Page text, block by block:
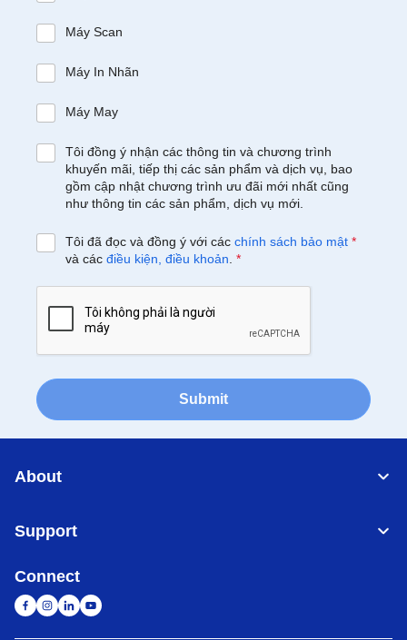
Máy Scan
Máy In Nhãn
Máy May
Tôi đồng ý nhận các thông tin và chương trình
khuyến mãi, tiếp thị các sản phẩm và dịch vụ, bao
gồm cập nhật chương trình ưu đãi mới nhất cũng
như thông tin các sản phẩm, dịch vụ mới.
Tôi đã đọc và đồng ý với các chính sách bảo mật *
và các điều kiện, điều khoản *
Submit
About
Support
Connect